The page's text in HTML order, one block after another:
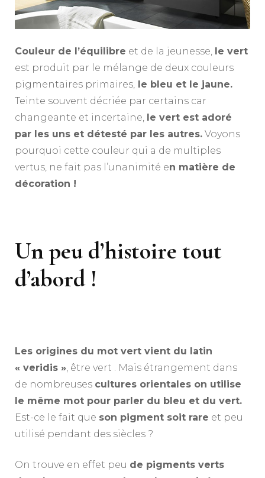
Couleur de l’équilibre et de la jeunesse, le vert
est produit par le mélange de deux couleurs
pigmentaires primaires, le bleu et le jaune.
Teinte souvent décriée par certains car
changeante et incertaine, le vert est adoré
par les uns et détesté par les autres. Voyons
pourquoi cette couleur qui a de multiples
vertus, ne fait pas l’unanimité en matière de
décoration !
Un peu d’histoire tout
d’abord !
Les origines du mot vert vient du latin
« veridis », être vert . Mais étrangement dans
de nombreuses cultures orientales on utilise
le même mot pour parler du bleu et du vert.
Est-ce le fait que son pigment soit rare et peu
utilisé pendant des siècles ?
On trouve en effet peu de pigments verts